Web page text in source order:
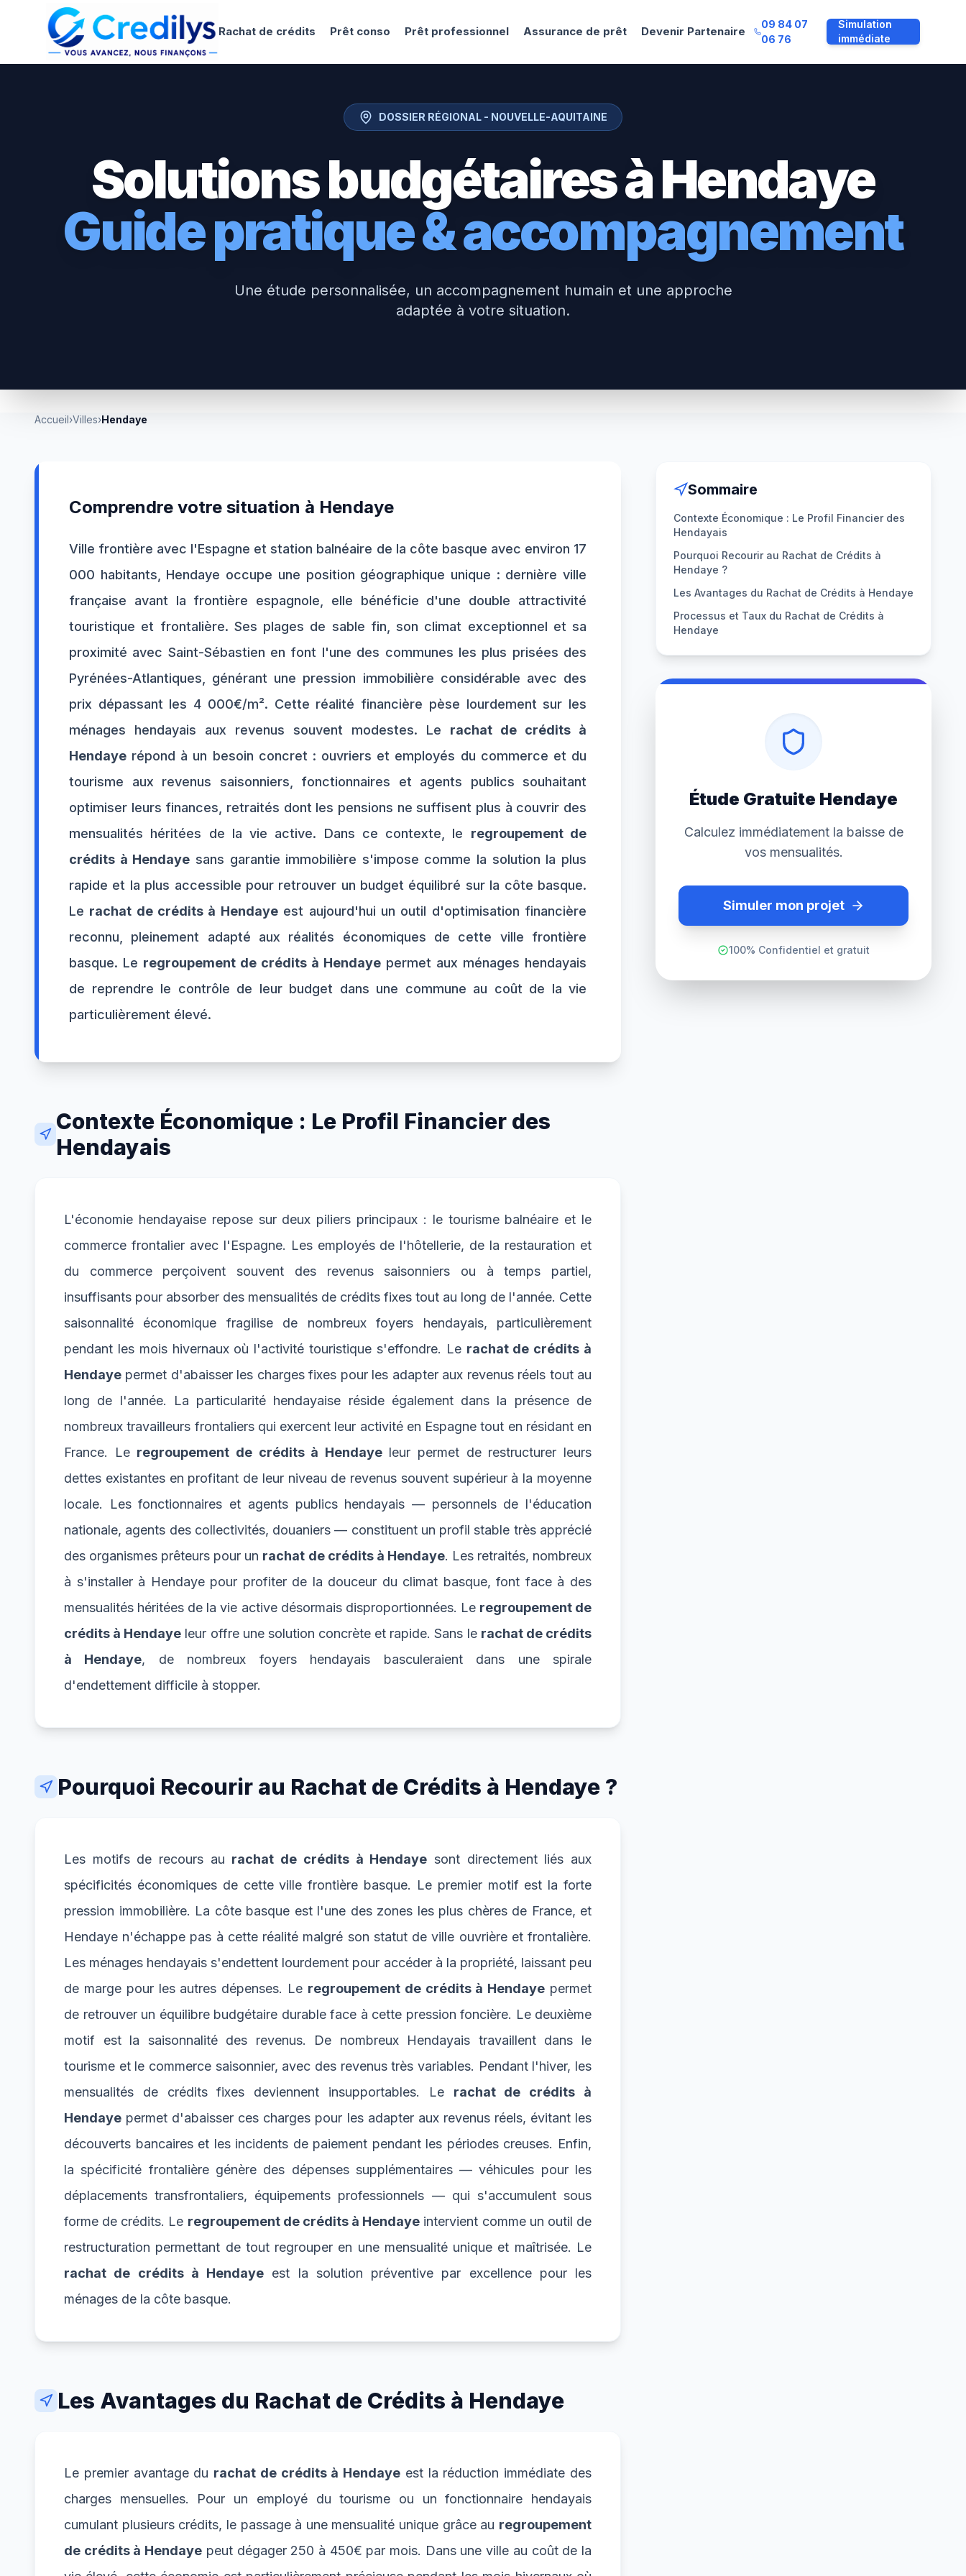
Rachat de crédits Prêt conso Prêt professionnel Assurance de prêt Devenir Partenaire
09 84 07
06 76
Simulation
immédiate
DOSSIER RÉGIONAL - NOUVELLE-AQUITAINE
Solutions budgétaires àHendaye
Guide pratique & accompagnement
Une étude personnalisée, un accompagnement humain et une approche
adaptée à votre situation.
Accueil›Villes›Hendaye
Comprendre votre situation à Hendaye
Ville frontière avec l'Espagne et station balnéaire de la côte basque avec environ 17
000 habitants, Hendaye occupe une position géographique unique : dernière ville
française avant la frontière espagnole, elle bénéficie d'une double attractivité
touristique et frontalière. Ses plages de sable fin, son climat exceptionnel et sa
proximité avec Saint-Sébastien en font l'une des communes les plus prisées des
Pyrénées-Atlantiques, générant une pression immobilière considérable avec des
prix dépassant les 4 000€/m². Cette réalité financière pèse lourdement sur les
ménages hendayais aux revenus souvent modestes. Le rachat de crédits à
Hendaye répond à un besoin concret : ouvriers et employés du commerce et du
tourisme aux revenus saisonniers, fonctionnaires et agents publics souhaitant
optimiser leurs finances, retraités dont les pensions ne suffisent plus à couvrir des
mensualités héritées de la vie active. Dans ce contexte, le regroupement de
crédits à Hendaye sans garantie immobilière s'impose comme la solution la plus
rapide et la plus accessible pour retrouver un budget équilibré sur la côte basque.
Le rachat de crédits à Hendayeest aujourd'hui un outil d'optimisation financière
reconnu, pleinement adapté aux réalités économiques de cette ville frontière
basque. Le regroupement de crédits à Hendaye permet aux ménages hendayais
de reprendre le contrôle de leur budget dans une commune au coût de la vie
particulièrement élevé.
Contexte Économique : Le Profil Financier des
Hendayais
L'économie hendayaise repose sur deux piliers principaux : le tourisme balnéaire et le
commerce frontalier avec l'Espagne. Les employés de l'hôtellerie, de la restauration et
du commerce perçoivent souvent des revenus saisonniers ou à temps partiel,
insuffisants pour absorber des mensualités de crédits fixes tout au long de l'année. Cette
saisonnalité économique fragilise de nombreux foyers hendayais, particulièrement
pendant les mois hivernaux où l'activité touristique s'effondre. Le rachat de crédits à
Hendaye permet d'abaisser les charges fixes pour les adapter aux revenus réels tout au
long de l'année. La particularité hendayaise réside également dans la présence de
nombreux travailleurs frontaliers qui exercent leur activité en Espagne tout en résidant en
France. Le regroupement de crédits à Hendayeleur permet de restructurer leurs
dettes existantes en profitant de leur niveau de revenus souvent supérieur à la moyenne
locale. Les fonctionnaires et agents publics hendayais — personnels de l'éducation
nationale, agents des collectivités, douaniers — constituent un profil stable très apprécié
des organismes prêteurs pour un rachat de crédits à Hendaye. Les retraités, nombreux
à s'installer à Hendaye pour profiter de la douceur du climat basque, font face à des
mensualités héritées de la vie active désormais disproportionnées. Le regroupement de
crédits à Hendaye leur offre une solution concrète et rapide. Sans le rachat de crédits
à Hendaye, de nombreux foyers hendayais basculeraient dans une spirale
d'endettement difficile à stopper.
Pourquoi Recourir au Rachat de Crédits à Hendaye ?
Les motifs de recours au rachat de crédits à Hendaye sont directement liés aux
spécificités économiques de cette ville frontière basque. Le premier motif est la forte
pression immobilière. La côte basque est l'une des zones les plus chères de France, et
Hendaye n'échappe pas à cette réalité malgré son statut de ville ouvrière et frontalière.
Les ménages hendayais s'endettent lourdement pour accéder à la propriété, laissant peu
de marge pour les autres dépenses. Le regroupement de crédits à Hendaye permet
de retrouver un équilibre budgétaire durable face à cette pression foncière. Le deuxième
motif est la saisonnalité des revenus. De nombreux Hendayais travaillent dans le
tourisme et le commerce saisonnier, avec des revenus très variables. Pendant l'hiver, les
mensualités de crédits fixes deviennent insupportables. Le rachat de crédits à
Hendaye permet d'abaisser ces charges pour les adapter aux revenus réels, évitant les
découverts bancaires et les incidents de paiement pendant les périodes creuses. Enfin,
la spécificité frontalière génère des dépenses supplémentaires — véhicules pour les
déplacements transfrontaliers, équipements professionnels — qui s'accumulent sous
forme de crédits. Le regroupement de crédits à Hendaye intervient comme un outil de
restructuration permettant de tout regrouper en une mensualité unique et maîtrisée. Le
rachat de crédits à Hendaye est la solution préventive par excellence pour les
ménages de la côte basque.
Les Avantages du Rachat de Crédits à Hendaye
Le premier avantage du rachat de crédits à Hendaye est la réduction immédiate des
charges mensuelles. Pour un employé du tourisme ou un fonctionnaire hendayais
cumulant plusieurs crédits, le passage à une mensualité unique grâce au regroupement
de crédits à Hendaye peut dégager 250 à 450€ par mois. Dans une ville au coût de la
Sommaire
Contexte Économique : Le Profil Financier des
Hendayais
Pourquoi Recourir au Rachat de Crédits à
Hendaye ?
Les Avantages du Rachat de Crédits à Hendaye
Processus et Taux du Rachat de Crédits à
Hendaye
Étude Gratuite Hendaye
Calculez immédiatement la baisse de
vos mensualités.
Simuler mon projet
100% Confidentiel et gratuit